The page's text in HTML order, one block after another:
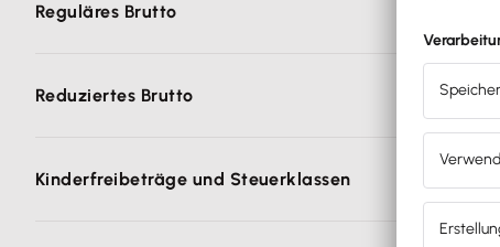
Reguläres Brutto
das reguläre Monatsbruttooder
Reduziertes Brutto
, dann
Bruttogehalt um die Hälfte reduziert eingeben.
Kinderfreibeträge und Steuerklassen
Die Angaben der jeweiligen Lohnsteuerkarten gibst du